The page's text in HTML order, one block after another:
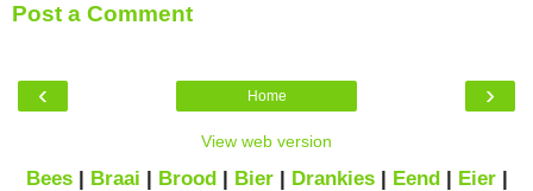
Post a Comment
‹ ›
Home
View web version
Bees| Braai | Brood| Bier| Drankies| Eend| Eier|